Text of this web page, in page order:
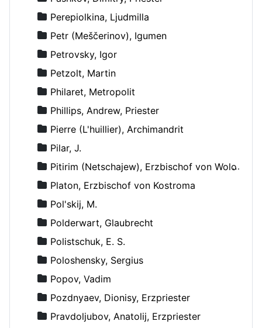
Perepiolkina, Ljudmilla
Petr (Meščerinov), Igumen
Petrovsky, Igor
Petzolt, Martin
Philaret, Metropolit
Phillips, Andrew, Priester
Pierre (L'huillier), Archimandrit
Pilar, J.
Pitirim (Netschajew), Erzbischof von Wolokolamsk und Jurjew
Platon, Erzbischof von Kostroma
Pol'skij, M.
Polderwart, Glaubrecht
Polistschuk, E. S.
Poloshensky, Sergius
Popov, Vadim
Pozdnyaev, Dionisy, Erzpriester
Pravdoljubov, Anatolij, Erzpriester